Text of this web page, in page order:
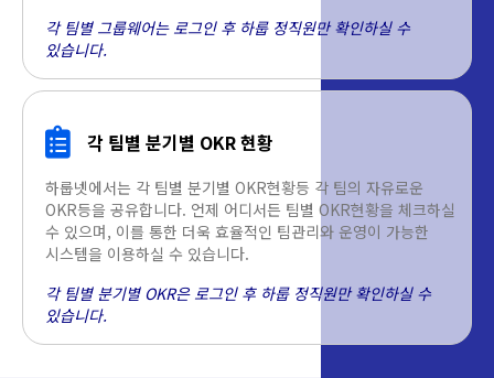
각 팀별 그룹웨어는 로그인 후 하룹 정직원만 확인하실 수
있습니다.
각 팀별 분기별 OKR 현황
하룹넷에서는 각 팀별 분기별 OKR현황등 각 팀의 자유로운
OKR등을 공유합니다. 언제 어디서든 팀별 OKR현황을 체크하실
수 있으며, 이를 통한 더욱 효율적인 팀관리와 운영이 가능한
시스템을 이용하실 수 있습니다.
각 팀별 분기별 OKR은 로그인 후 하룹 정직원만 확인하실 수
있습니다.